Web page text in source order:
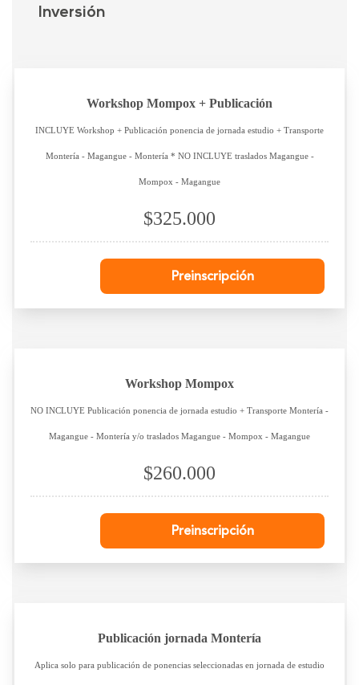
Inversión
Workshop Mompox + Publicación
INCLUYE Workshop + Publicación ponencia de jornada estudio + Transporte
Montería - Magangue - Montería * NO INCLUYE traslados Magangue -
Mompox - Magangue
$325.000
Preinscripción
Workshop Mompox
NO INCLUYE Publicación ponencia de jornada estudio + Transporte Montería -
Magangue - Montería y/o traslados Magangue - Mompox - Magangue
$260.000
Preinscripción
Publicación jornada Montería
Aplica solo para publicación de ponencias seleccionadas en jornada de estudio